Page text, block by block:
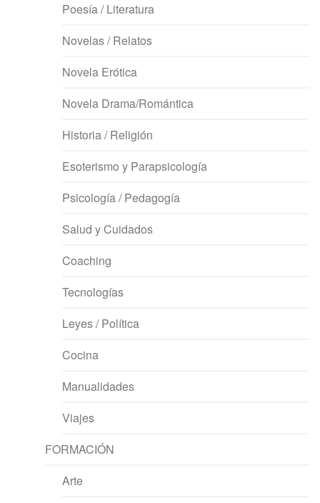
Poesía / Literatura
Novelas / Relatos
Novela Erótica
Novela Drama/Romántica
Historia / Religión
Esoterismo y Parapsicología
Psicología / Pedagogía
Salud y Cuidados
Coaching
Tecnologías
Leyes / Política
Cocina
Manualidades
Viajes
FORMACIÓN
Arte